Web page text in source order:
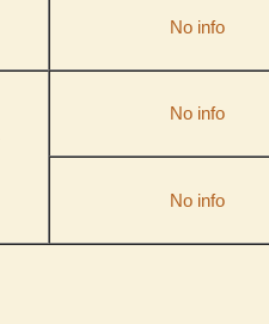
No info
No info
No info